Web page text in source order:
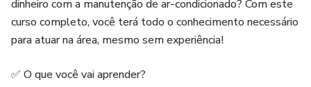
dinheiro com a manutenção de ar-condicionado? Com este
curso completo, você terá todo o conhecimento necessário
para atuar na área, mesmo sem experiência!
✅ O que você vai aprender?